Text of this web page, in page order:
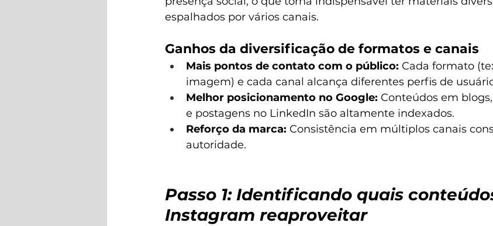
espalhados por vários canais.
Ganhos da diversificação de formatos e canais
Mais pontos de contato com o público: Cada formato
imagem) e cada canal alcança diferentes perfis de
Melhor posicionamento no Google: Conteúdos em
e postagens no LinkedIn são altamente indexados.
Reforço da marca: Consistência em múltiplos canais
autoridade.
Passo 1: Identificando quais
Instagram reaproveitar